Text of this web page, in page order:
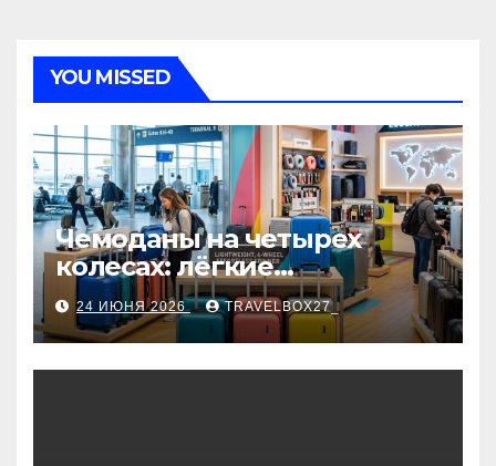
YOU MISSED
Чемоданы на четырех
колесах: лёгкие
маневренные модели,
варианты фильтрации и
рекомендации по выбору
24 ИЮНЯ 2026 TRAVELBOX27_